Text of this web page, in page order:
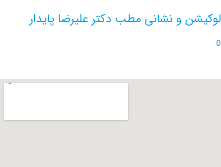
و نشانی مطب دکتر علیرضا پایدار